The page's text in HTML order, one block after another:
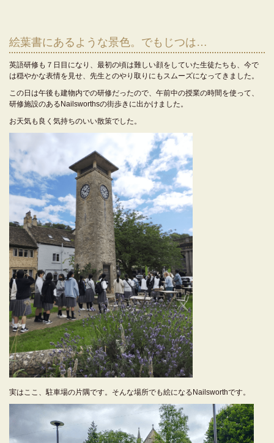
絵葉書にあるような景色。でもじつは…
英語研修も７日目になり、最初の頃は難しい顔をしていた生徒たちも、今で
は穏やかな表情を見せ、先生とのやり取りにもスムーズになってきました。
この日は午後も建物内での研修だったので、午前中の授業の時間を使って、
研修施設のあるNailsworthsの街歩きに出かけました。
お天気も良く気持ちのいい散策でした。
実はここ、駐車場の片隅です。そんな場所でも絵になるNailsworthです。